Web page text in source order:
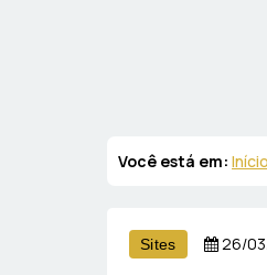
Você está em: Início
Sites 26/